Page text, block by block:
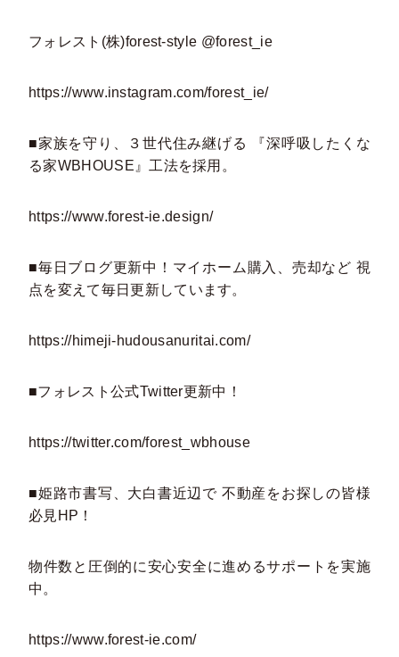
フォレスト(株)forest-style @forest_ie
https://www.instagram.com/forest_ie/
■家族を守り、３世代住み継げる 『深呼吸したくな
る家WBHOUSE』工法を採用。
https://www.forest-ie.design/
■毎日ブログ更新中！マイホーム購入、売却など 視
点を変えて毎日更新しています。
https://himeji-hudousanuritai.com/
■フォレスト公式Twitter更新中！
https://twitter.com/forest_wbhouse
■姫路市書写、大白書近辺で 不動産をお探しの皆様
必見HP！
物件数と圧倒的に安心安全に進めるサポートを実施
中。
https://www.forest-ie.com/